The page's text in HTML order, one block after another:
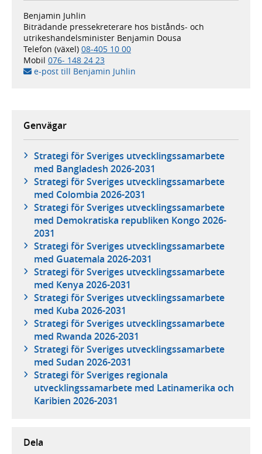
Benjamin Juhlin
Biträdande pressekreterare hos bistånds- och
utrikeshandelsminister Benjamin Dousa
Telefon (växel) 08-405 10 00
Mobil 076- 148 24 23
e-post till Benjamin Juhlin
Genvägar
Strategi för Sveriges utvecklingssamarbete
med Bangladesh 2026-2031
Strategi för Sveriges utvecklingssamarbete
med Colombia 2026-2031
Strategi för Sveriges utvecklingssamarbete
med Demokratiska republiken Kongo 2026-
2031
Strategi för Sveriges utvecklingssamarbete
med Guatemala 2026-2031
Strategi för Sveriges utvecklingssamarbete
med Kenya 2026-2031
Strategi för Sveriges utvecklingssamarbete
med Kuba 2026-2031
Strategi för Sveriges utvecklingssamarbete
med Rwanda 2026-2031
Strategi för Sveriges utvecklingssamarbete
med Sudan 2026-2031
Strategi för Sveriges regionala
utvecklingssamarbete med Latinamerika och
Karibien 2026-2031
Dela